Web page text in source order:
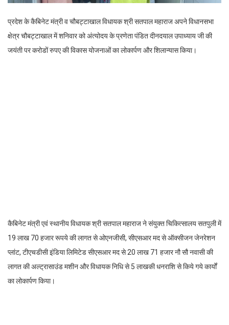
प्रदेश के कैबिनेट मंत्री व चौबट्टाखाल विधायक श्री सतपाल महाराज अपने विधानसभा
क्षेत्र चौबट्टाखाल में शनिवार को अंत्योदय के प्रणेता पंडित दीनदयाल उपाध्याय जी की
जयंती पर करोडों रुपए की विकास योजनाओं का लोकार्पण और शिलान्यास किया।
कैबिनेट मंत्री एवं स्थानीय विधायक श्री सतपाल महाराज ने संयुक्त चिकित्सालय सतपुली में
19 लाख 70 हजार रूपये की लागत से ओएनजीसी, सीएसआर मद से ऑक्सीजन जेनरेशन
प्लांट, टीएचडीसी इंडिया लिमिटेड सीएसआर मद से 20 लाख 71 हजार नौ सौ नवासी की
लागत की अल्ट्रासाउंड मशीन और विधायक निधि से 5 लाखकी धनराशि से किये गये कार्यों
का लोकार्पण किया।